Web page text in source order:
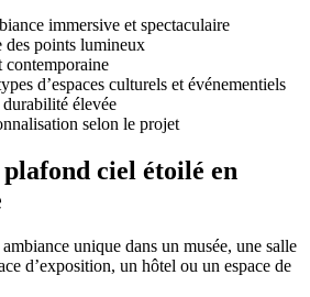
immersive et spectaculaire
des points lumineux
contemporaine
d’espaces culturels et événementiels
élevée
selon le projet
ciel étoilé en
unique dans un musée, une salle
d’exposition, un hôtel ou un espace de